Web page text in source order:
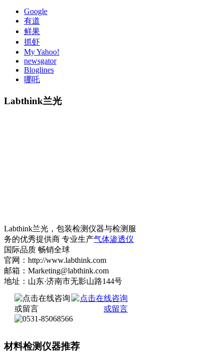
Google
有道
鲜果
抓虾
My Yahoo!
newsgator
Bloglines
哪吒
Labthink兰光
Labthink兰光，包装检测仪器与检测服
务的优秀提供商 专业生产气体渗透仪
国际品质 畅销全球
官网：http://www.labthink.com
邮箱：Marketing@labthink.com
地址：山东·济南市无影山路144号
材料检测仪器推荐